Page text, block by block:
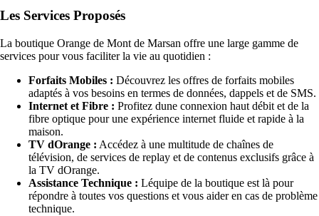
Les Services Proposés
La boutique Orange de Mont de Marsan offre une large gamme de
services pour vous faciliter la vie au quotidien :
Forfaits Mobiles : Découvrez les offres de forfaits mobiles
adaptés à vos besoins en termes de données, dappels et de SMS.
Internet et Fibre : Profitez dune connexion haut débit et de la
fibre optique pour une expérience internet fluide et rapide à la
maison.
TV dOrange : Accédez à une multitude de chaînes de
télévision, de services de replay et de contenus exclusifs grâce à
la TV dOrange.
Assistance Technique : Léquipe de la boutique est là pour
répondre à toutes vos questions et vous aider en cas de problème
technique.